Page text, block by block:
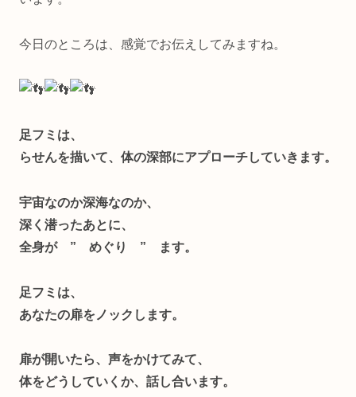
今日のところは、感覚でお伝えしてみますね。
足フミは、
らせんを描いて、体の深部にアプローチしていきます。
宇宙なのか深海なのか、
深く潜ったあとに、
全身が ” めぐり ” ます。
足フミは、
あなたの扉をノックします。
扉が開いたら、声をかけてみて、
体をどうしていくか、話し合います。